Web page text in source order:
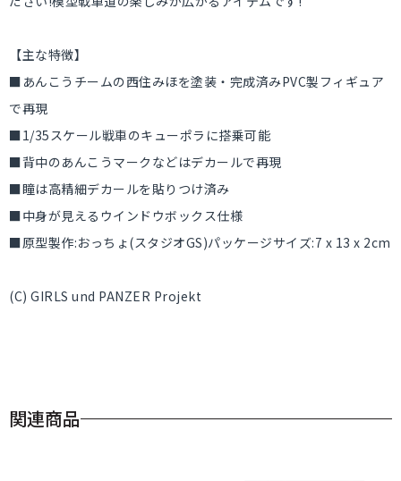
【主な特徴】
■あんこうチームの西住みほを塗装・完成済みPVC製フィギュア
で再現
■1/35スケール戦車のキューポラに搭乗可能
■背中のあんこうマークなどはデカールで再現
■瞳は高精細デカールを貼りつけ済み
■中身が見えるウインドウボックス仕様
■原型製作:おっちょ(スタジオGS)パッケージサイズ:7 x 13 x 2cm
(C) GIRLS und PANZER Projekt
関連商品